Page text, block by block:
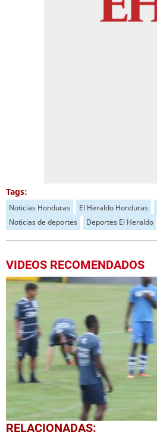
Tags:
Noticias Honduras El Heraldo Honduras
Noticias de deportes
Deportes El Heraldo
VIDEOS RECOMENDADOS
0
seconds
RELACIONADAS: